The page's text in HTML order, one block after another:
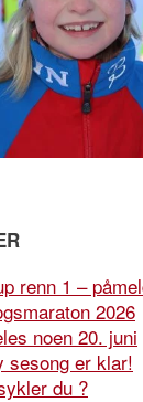
renn 1 –
2026
noen 20. juni
sesong er klar!
du ?